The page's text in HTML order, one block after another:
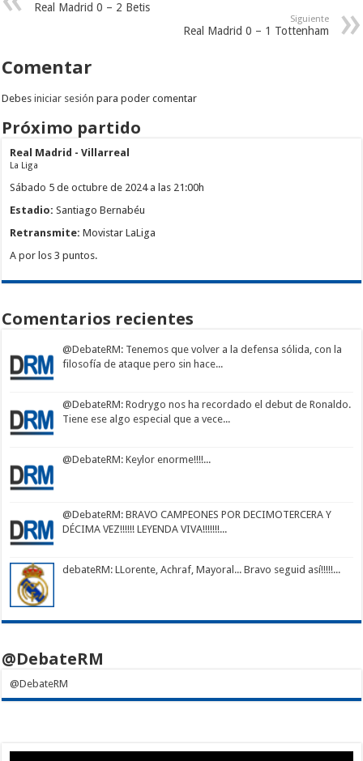
Real Madrid 0 – 2 Betis
Siguiente
Real Madrid 0 – 1 Tottenham
Comentar
Debesiniciar sesión para poder comentar
Próximo partido
Real Madrid - Villarreal
La Liga
Sábado 5 de octubre de 2024 a las 21:00h
Estadio: Santiago Bernabéu
Retransmite: Movistar LaLiga
A por los 3 puntos.
Comentarios recientes
@DebateRM: Tenemos que volver a la defensa sólida, con la
filosofía de ataque pero sin hace...
@DebateRM: Rodrygo nos ha recordado el debut de Ronaldo.
Tiene ese algo especial que a vece...
@DebateRM: Keylor enorme!!!!...
@DebateRM: BRAVO CAMPEONES POR DECIMOTERCERA Y
DÉCIMA VEZ!!!!!! LEYENDA VIVA!!!!!!!...
debateRM: LLorente, Achraf, Mayoral... Bravo seguid así!!!!!...
@DebateRM
@DebateRM